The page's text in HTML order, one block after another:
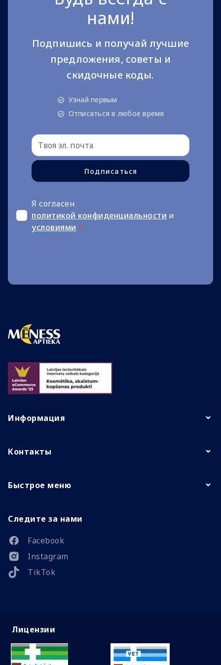
нами!
Подпишись и получай лучшие
предложения, советы и
скидочные коды.
Узнай первым
Отписаться в любое время
Подписаться
Я согласен
политикой конфиденциальности и
условиями *
Информация
Контакты
Быстрое меню
Следите за нами
Facebook
Instagram
TikTok
Лицензии